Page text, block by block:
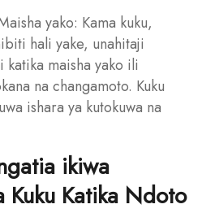
yako: Kama kuku,
hali yake, unahitaji
maisha yako ili
na changamoto. Kuku
ishara ya kutokuwa na
ikiwa
Kuku Katika Ndoto